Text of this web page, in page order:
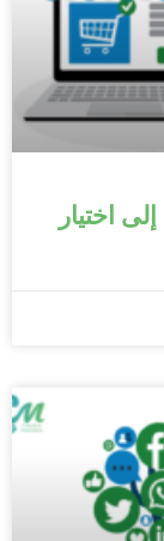
اختيار